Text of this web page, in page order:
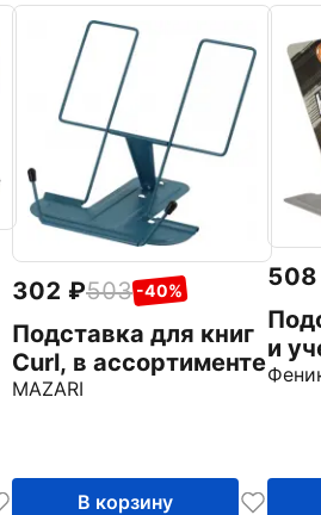
302 503 -40%
Подставка для книг
Curl, в ассортименте
MAZARI
В корзину
508
и